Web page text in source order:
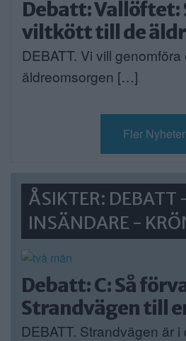
Debatt: Vallöftet:
viltkött till de
DEBATT. Vi vill genomföra
äldreomsorgen […]
Fler
ÅSIKTER: DEBATT
INSÄNDARE -
Debatt: C: Så
Strandvägen till
DEBATT. Strandvägen är